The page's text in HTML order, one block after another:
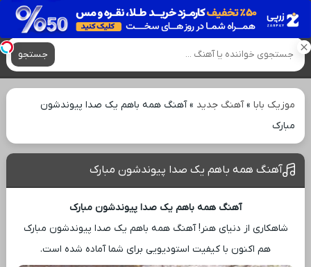
آهنگ های جدید
جستجو
موزیک بابا»آهنگ جدید »آهنگ همه باهم یک صدا پیوندشون
مبارک
آهنگ همه باهم یک صدا پیوندشون مبارک
آهنگ همه باهم یک صدا پیوندشون مبارک
شاهکاری از دنیای هنر! آهنگ همه باهم یک صدا پیوندشون مبارک
هم اکنون با کیفیت استودیویی برای شما آماده شده است.